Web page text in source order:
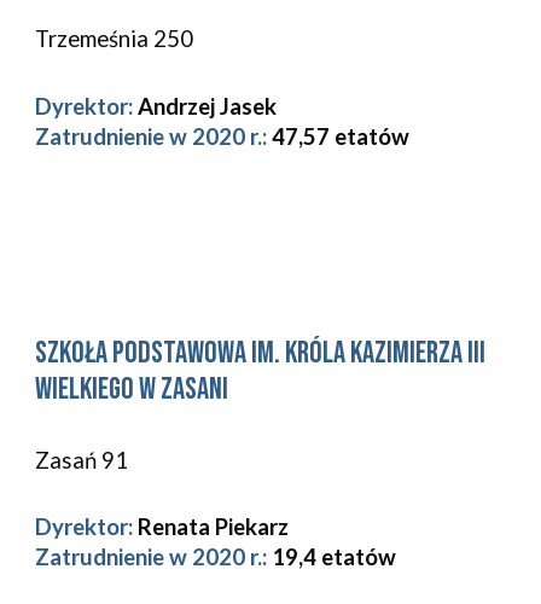
Trzemeśnia 250
Dyrektor: Andrzej Jasek
Zatrudnienie w 2020 r.: 47,57 etatów
Szkoła Podstawowa im. Króla Kazimierza III
Wielkiego w Zasani
Zasań 91
Dyrektor: Renata Piekarz
Zatrudnienie w 2020 r.: 19,4 etatów